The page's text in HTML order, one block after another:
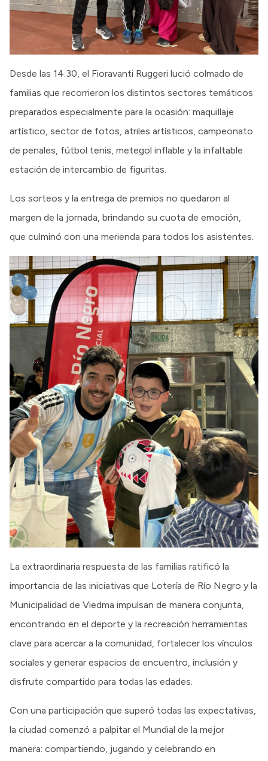
Desde las 14.30, el Fioravanti Ruggeri lució colmado de
familias que recorrieron los distintos sectores temáticos
preparados especialmente para la ocasión: maquillaje
artístico, sector de fotos, atriles artísticos, campeonato
de penales, fútbol tenis, metegol inflable y la infaltable
estación de intercambio de figuritas.
Los sorteos y la entrega de premios no quedaron al
margen de la jornada, brindando su cuota de emoción,
que culminó con una merienda para todos los asistentes.
La extraordinaria respuesta de las familias ratificó la
importancia de las iniciativas que Lotería de Río Negro y la
Municipalidad de Viedma impulsan de manera conjunta,
encontrando en el deporte y la recreación herramientas
clave para acercar a la comunidad, fortalecer los vínculos
sociales y generar espacios de encuentro, inclusión y
disfrute compartido para todas las edades.
Con una participación que superó todas las expectativas,
la ciudad comenzó a palpitar el Mundial de la mejor
manera: compartiendo, jugando y celebrando en